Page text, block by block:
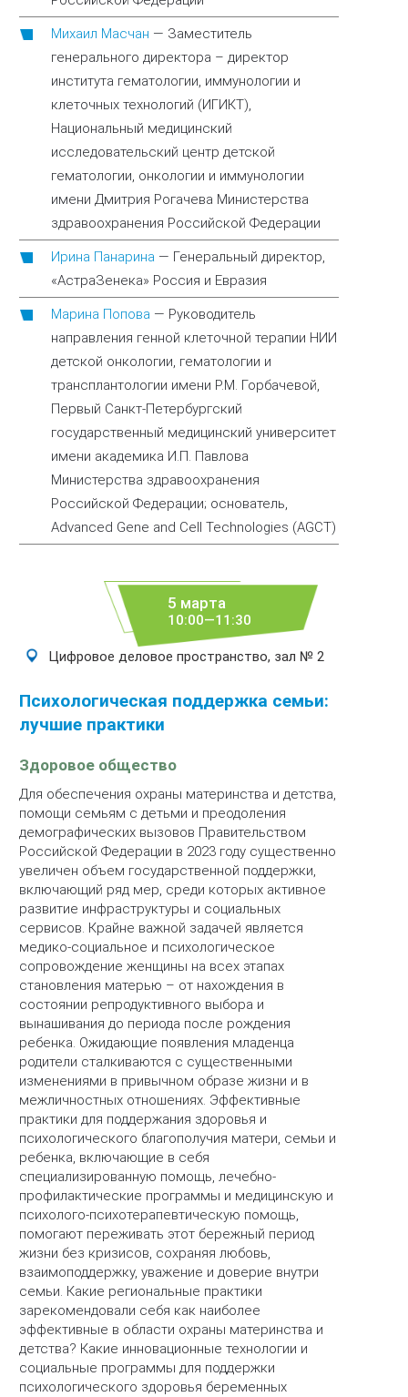
Михаил Масчан — Заместитель
генерального директора – директор
института гематологии, иммунологии и
клеточных технологий (ИГИКТ),
Национальный медицинский
исследовательский центр детской
гематологии, онкологии и иммунологии
имени Дмитрия Рогачева Министерства
здравоохранения Российской Федерации
Ирина Панарина — Генеральный директор,
«АстраЗенека» Россия и Евразия
Марина Попова — Руководитель
направления генной клеточной терапии НИИ
детской онкологии, гематологии и
трансплантологии имени Р.М. Горбачевой,
Первый Санкт-Петербургский
государственный медицинский университет
имени академика И.П. Павлова
Министерства здравоохранения
Российской Федерации; основатель,
Advanced Gene and Cell Technologies (AGCT)
5 марта
10:00—11:30
Цифровое деловое пространство, зал № 2
Психологическая поддержка семьи:
лучшие практики
Здоровое общество
Для обеспечения охраны материнства и детства,
помощи семьям с детьми и преодоления
демографических вызовов Правительством
Российской Федерации в 2023 году существенно
увеличен объем государственной поддержки,
включающий ряд мер, среди которых активное
развитие инфраструктуры и социальных
сервисов. Крайне важной задачей является
медико-социальное и психологическое
сопровождение женщины на всех этапах
становления матерью – от нахождения в
состоянии репродуктивного выбора и
вынашивания до периода после рождения
ребенка. Ожидающие появления младенца
родители сталкиваются с существенными
изменениями в привычном образе жизни и в
межличностных отношениях. Эффективные
практики для поддержания здоровья и
психологического благополучия матери, семьи и
ребенка, включающие в себя
специализированную помощь, лечебно-
профилактические программы и медицинскую и
психолого-психотерапевтическую помощь,
помогают переживать этот бережный период
жизни без кризисов, сохраняя любовь,
взаимоподдержку, уважение и доверие внутри
семьи. Какие региональные практики
зарекомендовали себя как наиболее
эффективные в области охраны материнства и
детства? Какие инновационные технологии и
социальные программы для поддержки
психологического здоровья беременных